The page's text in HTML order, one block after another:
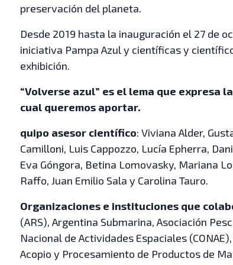
preservación del planeta.
Desde 2019 hasta la inauguración el 27 de
iniciativa Pampa Azul y científicas y
exhibición.
“Volverse azul” es el lema que
cual queremos aportar.
quipo asesor científico: Viviana Alder,
Camilloni, Luis Cappozzo, Lucía Epherra,
Eva Góngora, Betina Lomovasky, Mariana
Raffo, Juan Emilio Sala y Carolina Tauro.
Organizaciones e instituciones que
(ARS), Argentina Submarina, Asociación
Nacional de Actividades Espaciales
Acopio y Procesamiento de Productos de